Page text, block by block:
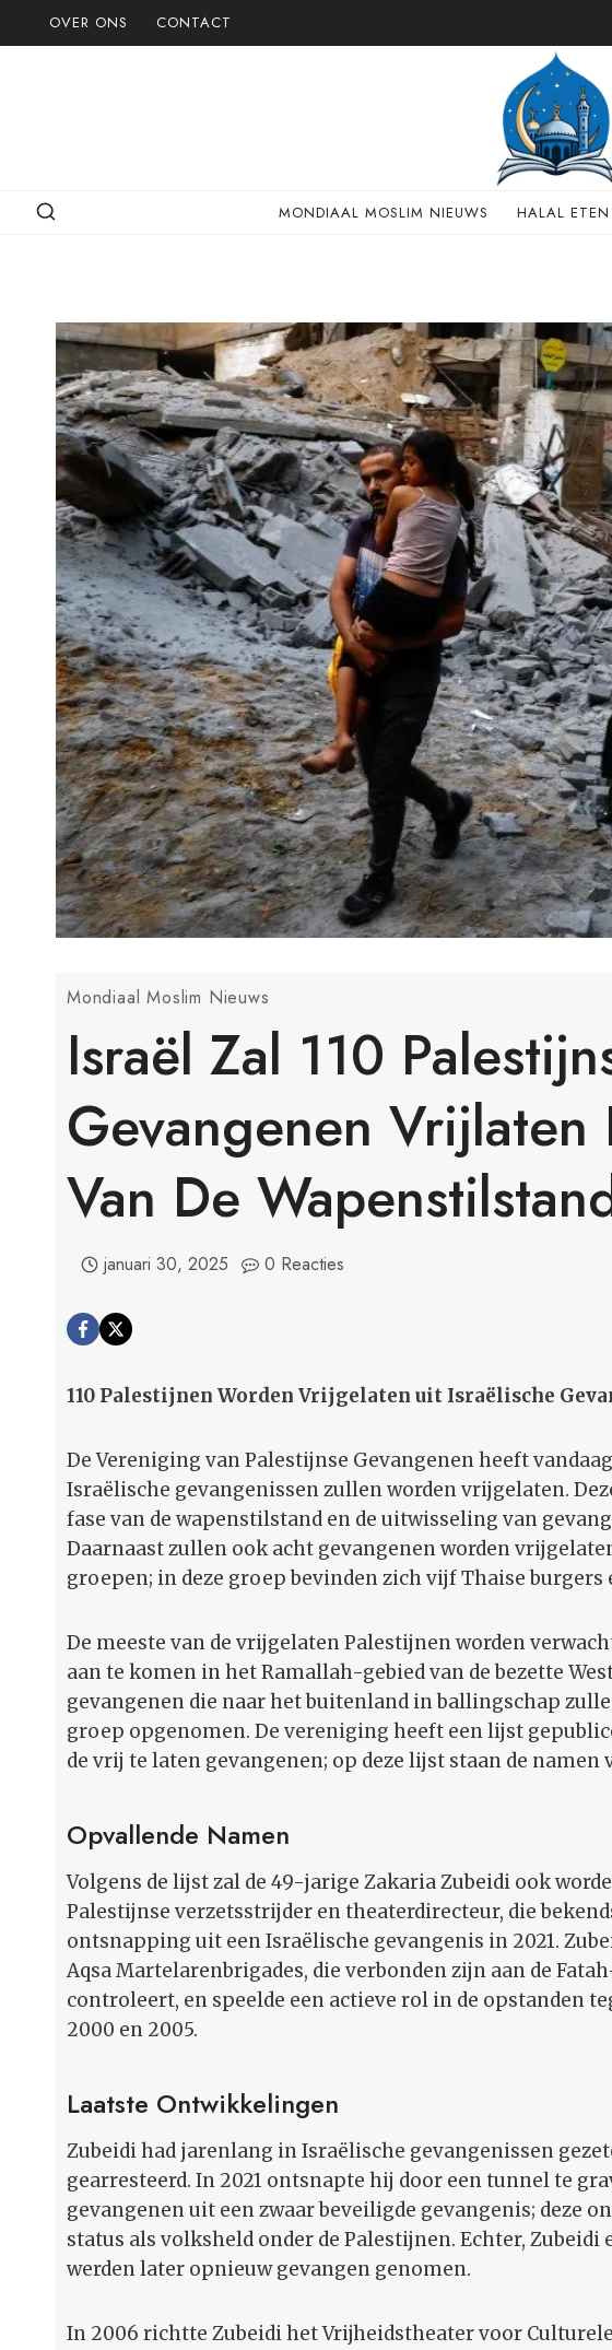
Doorgaan
naar
OVER ONS CONTACT
MONDIAAL MOSLIM NIEUWS HALAL ETEN
Mondiaal Moslim Nieuws
Israël Zal 110
Gevangenen
Van De
januari 30, 2025 0 Reacties
110 Palestijnen Worden Vrijgelaten uit Israëlische
De Vereniging van Palestijnse Gevangenen heeft
Israëlische gevangenissen zullen worden vrijgelaten.
fase van de wapenstilstand en de uitwisseling van
Daarnaast zullen ook acht gevangenen worden
groepen; in deze groep bevinden zich vijf Thaise burgers
De meeste van de vrijgelaten Palestijnen worden
aan te komen in het Ramallah-gebied van de bezette
gevangenen die naar het buitenland in ballingschap
groep opgenomen. De vereniging heeft een lijst
de vrij te laten gevangenen; op deze lijst staan de
Opvallende Namen
Volgens de lijst zal de 49-jarige Zakaria Zubeidi ook
Palestijnse verzetsstrijder en theaterdirecteur, die
ontsnapping uit een Israëlische gevangenis in 2021.
Aqsa Martelarenbrigades, die verbonden zijn aan de
controleert, en speelde een actieve rol in de opstanden
2000 en 2005.
Laatste Ontwikkelingen
Zubeidi had jarenlang in Israëlische gevangenissen
gearresteerd. In 2021 ontsnapte hij door een tunnel te
gevangenen uit een zwaar beveiligde gevangenis; deze
status als volksheld onder de Palestijnen. Echter,
werden later opnieuw gevangen genomen.
In 2006 richtte Zubeidi het Vrijheidstheater voor